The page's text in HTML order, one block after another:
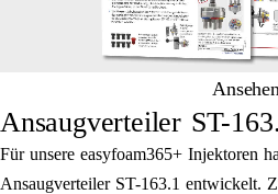
Ansehen
Ansaugverteiler ST-
Für unsere easyfoam365+ Injektoren
Ansaugverteiler ST-163.1 entwickelt.